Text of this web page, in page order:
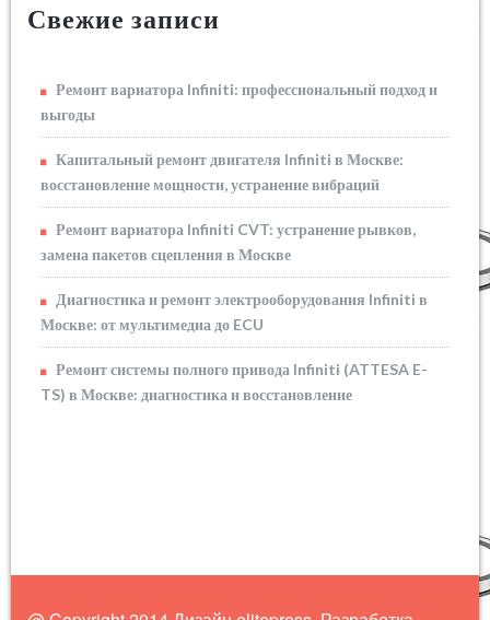
Свежие записи
Ремонт вариатора Infiniti: профессиональный подход и
выгоды
Капитальный ремонт двигателя Infiniti в Москве:
восстановление мощности, устранение вибраций
Ремонт вариатора Infiniti CVT: устранение рывков,
замена пакетов сцепления в Москве
Диагностика и ремонт электрооборудования Infiniti в
Москве: от мультимедиа до ECU
Ремонт системы полного привода Infiniti (ATTESA E-
TS) в Москве: диагностика и восстановление